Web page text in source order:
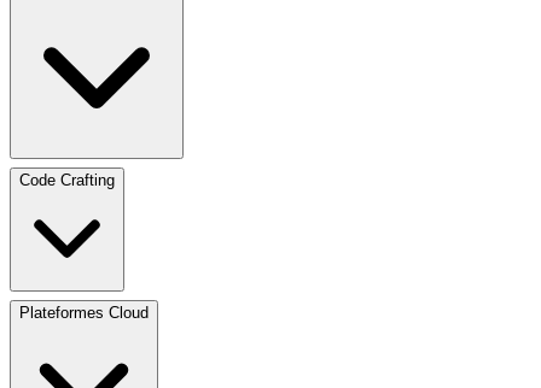
Code Crafting
Plateformes Cloud